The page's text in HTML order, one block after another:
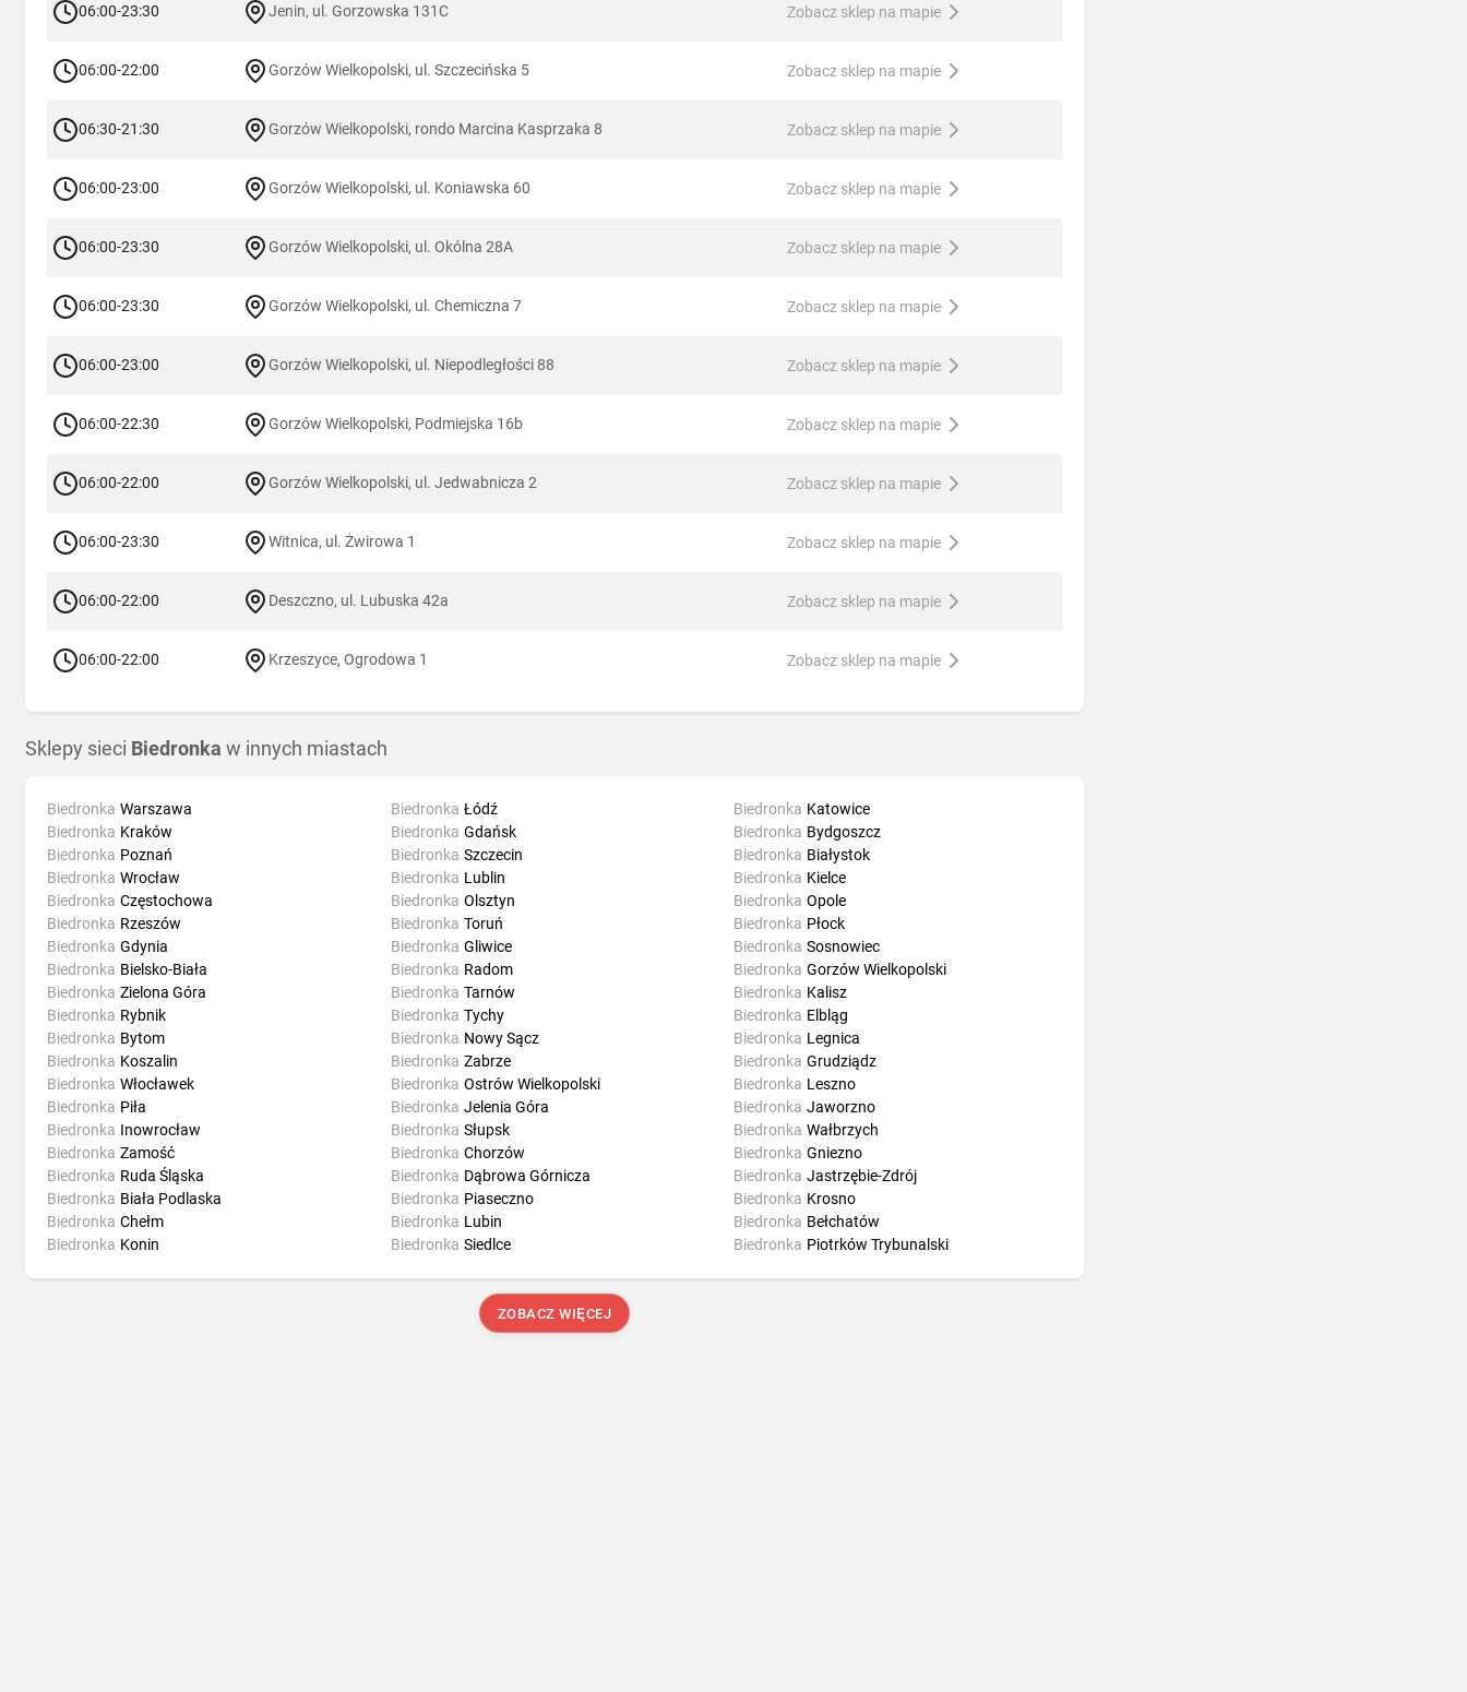
06:00-23:30 Jenin, ul. Gorzowska 131C Zobacz sklep na mapie
06:00-22:00 Gorzów Wielkopolski, ul. Szczecińska 5 Zobacz sklep na mapie
06:30-21:30 Gorzów Wielkopolski, rondo Marcina Kasprzaka 8 Zobacz sklep na mapie
06:00-23:00 Gorzów Wielkopolski, ul. Koniawska 60 Zobacz sklep na mapie
06:00-23:30 Gorzów Wielkopolski, ul. Okólna 28A Zobacz sklep na mapie
06:00-23:30 Gorzów Wielkopolski, ul. Chemiczna 7 Zobacz sklep na mapie
06:00-23:00 Gorzów Wielkopolski, ul. Niepodległości 88 Zobacz sklep na mapie
06:00-22:30 Gorzów Wielkopolski, Podmiejska 16b Zobacz sklep na mapie
06:00-22:00 Gorzów Wielkopolski, ul. Jedwabnicza 2 Zobacz sklep na mapie
06:00-23:30 Witnica, ul. Żwirowa 1 Zobacz sklep na mapie
06:00-22:00 Deszczno, ul. Lubuska 42a Zobacz sklep na mapie
06:00-22:00 Krzeszyce, Ogrodowa 1 Zobacz sklep na mapie
Sklepy sieci Biedronka w innych miastach
Biedronka Warszawa
Biedronka Kraków
Biedronka Poznań
Biedronka Wrocław
Biedronka Łódź
Biedronka Gdańsk
Biedronka Szczecin
Biedronka Lublin
Biedronka Katowice
Biedronka Bydgoszcz
Biedronka Białystok
Biedronka Kielce
Biedronka Częstochowa
Biedronka Rzeszów
Biedronka Gdynia
Biedronka Bielsko-Biała
Biedronka Olsztyn
Biedronka Toruń
Biedronka Gliwice
Biedronka Radom
Biedronka Opole
Biedronka Płock
Biedronka Sosnowiec
Biedronka Gorzów Wielkopolski
Biedronka Zielona Góra
Biedronka Rybnik
Biedronka Bytom
Biedronka Koszalin
Biedronka Tarnów
Biedronka Tychy
Biedronka Nowy Sącz
Biedronka Zabrze
Biedronka Kalisz
Biedronka Elbląg
Biedronka Legnica
Biedronka Grudziądz
Biedronka Włocławek
Biedronka Piła
Biedronka Inowrocław
Biedronka Zamość
Biedronka Ostrów Wielkopolski
Biedronka Jelenia Góra
Biedronka Słupsk
Biedronka Chorzów
Biedronka Leszno
Biedronka Jaworzno
Biedronka Wałbrzych
Biedronka Gniezno
Biedronka Ruda Śląska
Biedronka Biała Podlaska
Biedronka Chełm
Biedronka Konin
Biedronka Dąbrowa Górnicza
Biedronka Piaseczno
Biedronka Lubin
Biedronka Siedlce
Biedronka Jastrzębie-Zdrój
Biedronka Krosno
Biedronka Bełchatów
Biedronka Piotrków Trybunalski
ZOBACZ WIĘCEJ